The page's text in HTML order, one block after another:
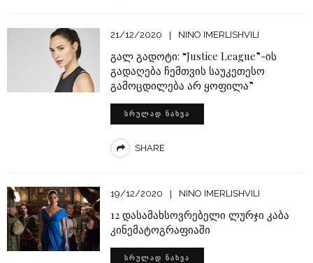
21/12/2020 NINO IMERLISHVILI
გალ გადოტი: “Justice League”-ის
გადაღება ჩემთვის საუკეთესო
გამოცდილება არ ყოფილა”
ᲡᲠᲣᲚᲐᲓ ᲜᲐᲮᲕᲐ
SHARE
19/12/2020 NINO IMERLISHVILI
12 დასამახსოვრებელი ლურჯი კაბა
კინემატოგრაფიაში
ᲡᲠᲣᲚᲐᲓ ᲜᲐᲮᲕᲐ